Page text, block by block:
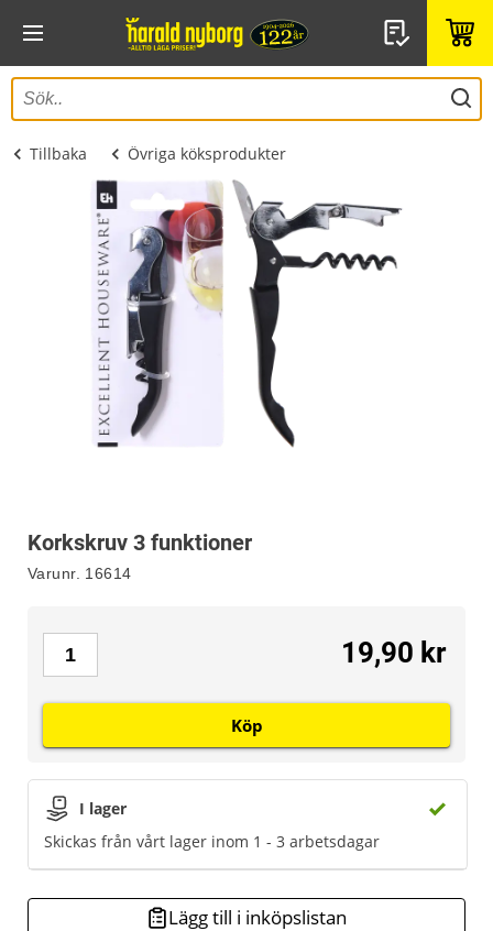
Tillbaka Övriga köksprodukter
Korkskruv 3 funktioner
Varunr. 16614
I lager
Skickas från vårt lager inom 1 - 3 arbetsdagar
19,90 kr
Köp
Lägg till i inköpslistan